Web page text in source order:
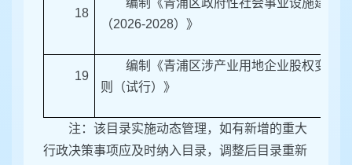
18
编制《青浦区政府性社会事业设施建设
（2026-2028）》
19
编制《青浦区涉产业用地企业股权变更
则（试行）》
注：该目录实施动态管理，如有新增的重大
行政决策事项应及时纳入目录，调整后目录重新